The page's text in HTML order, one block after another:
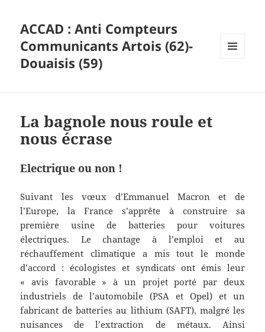
ACCAD : Anti Compteurs
Communicants Artois (62)-
Douaisis (59)
La bagnole nous roule et
nous écrase
Electrique ou non !
Suivant les vœux d’Emmanuel Macron et de
l’Europe, la France s’apprête à construire sa
première usine de batteries pour voitures
électriques. Le chantage à l’emploi et au
réchauffement climatique a mis tout le monde
d’accord : écologistes et syndicats ont émis leur
« avis favorable » à un projet porté par deux
industriels de l’automobile (PSA et Opel) et un
fabricant de batteries au lithium (SAFT), malgré les
nuisances de l’extraction de métaux. Ainsi